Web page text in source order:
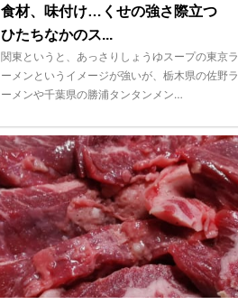
食材、味付け…くせの強さ際立つ
ひたちなかのス...
関東というと、あっさりしょうゆスープの東京ラ
ーメンというイメージが強いが、栃木県の佐野ラ
ーメンや千葉県の勝浦タンタンメン…